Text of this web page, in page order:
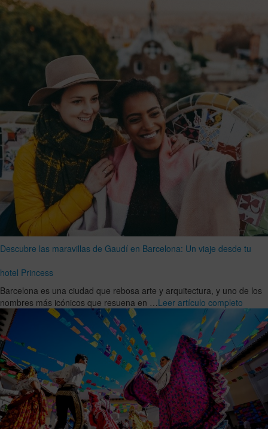
Descubre las maravillas de Gaudí en Barcelona: Un viaje desde tu
hotel Princess
Barcelona es una ciudad que rebosa arte y arquitectura, y uno de los
nombres más icónicos que resuena en …Leer artículo completo